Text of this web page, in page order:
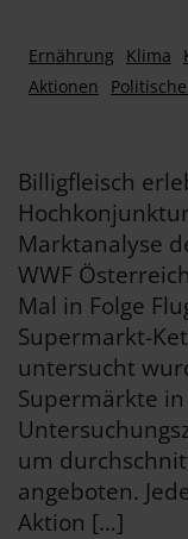
Ernährung Klima
Aktionen
Billigfleisch
Marktanalyse
WWF
Mal in Folge
Supermarkt-
untersucht
Supermärkte
um
angeboten.
Aktion […]